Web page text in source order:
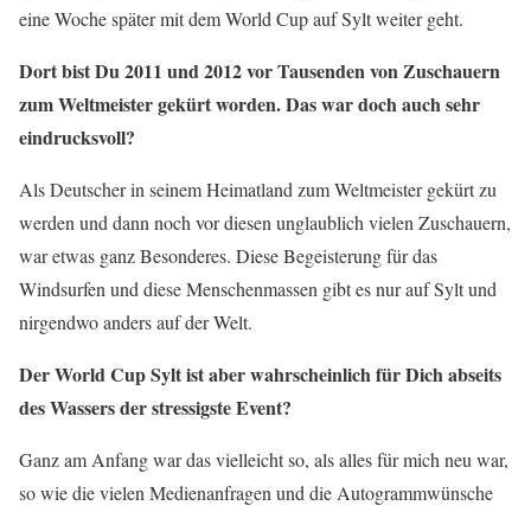
eine Woche später mit dem World Cup auf Sylt weiter geht.
Dort bist Du 2011 und 2012 vor Tausenden von Zuschauern
zum Weltmeister gekürt worden. Das war doch auch sehr
eindrucksvoll?
Als Deutscher in seinem Heimatland zum Weltmeister gekürt zu
werden und dann noch vor diesen unglaublich vielen Zuschauern,
war etwas ganz Besonderes. Diese Begeisterung für das
Windsurfen und diese Menschenmassen gibt es nur auf Sylt und
nirgendwo anders auf der Welt.
Der World Cup Sylt ist aber wahrscheinlich für Dich abseits
des Wassers der stressigste Event?
Ganz am Anfang war das vielleicht so, als alles für mich neu war,
so wie die vielen Medienanfragen und die Autogrammwünsche